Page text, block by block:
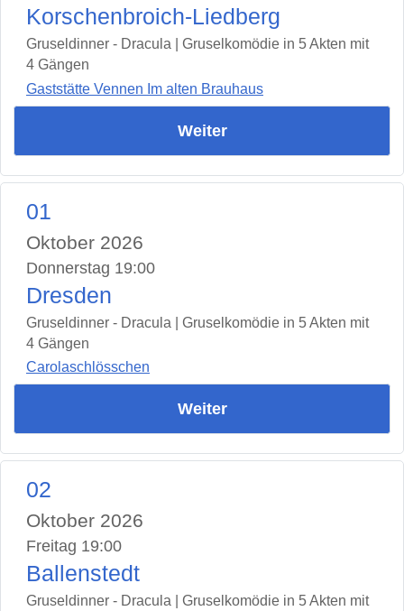
Korschenbroich-Liedberg
Gruseldinner - Dracula | Gruselkomödie in 5 Akten mit
4 Gängen
Gaststätte Vennen Im alten Brauhaus
Weiter
01
Oktober 2026
Donnerstag 19:00
Dresden
Gruseldinner - Dracula | Gruselkomödie in 5 Akten mit
4 Gängen
Carolaschlösschen
Weiter
02
Oktober 2026
Freitag 19:00
Ballenstedt
Gruseldinner - Dracula | Gruselkomödie in 5 Akten mit